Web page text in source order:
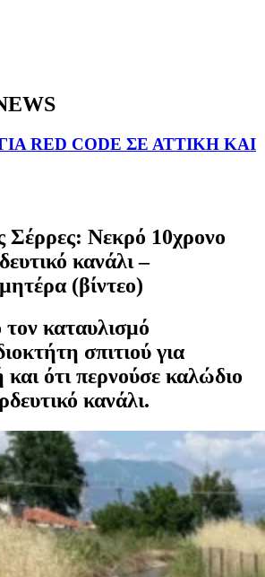
RED CODE ΣΕ ΑΤΤΙΚΗ ΚΑΙ
Σέρρες: Νεκρό 10χρονο
κανάλι –
(βίντεο)
καταυλισμό
σπιτιού για
ότι περνούσε καλώδιο
κανάλι.